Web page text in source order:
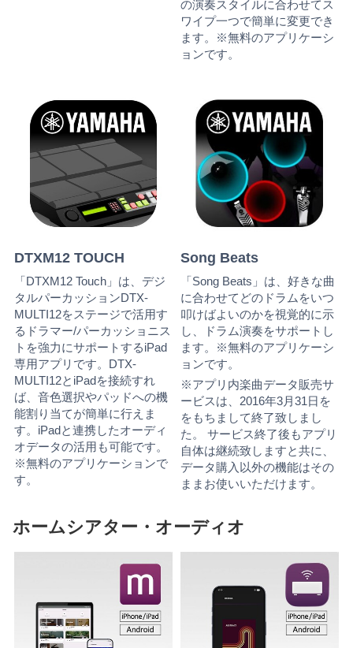
の演奏スタイルに合わせてス
ワイプ一つで簡単に変更でき
ます。※無料のアプリケーシ
ョンです。
DTXM12 TOUCH
「DTXM12 Touch」は、デジ
タルパーカッションDTX-
MULTI12をステージで活用す
るドラマー/パーカッショニス
トを強力にサポートするiPad
専用アプリです。DTX-
MULTI12とiPadを接続すれ
ば、音色選択やパッドへの機
能割り当てが簡単に行えま
す。iPadと連携したオーディ
オデータの活用も可能です。
※無料のアプリケーションで
す。
Song Beats
「Song Beats」は、好きな曲
に合わせてどのドラムをいつ
叩けばよいのかを視覚的に示
し、ドラム演奏をサポートし
ます。※無料のアプリケーシ
ョンです。
※アプリ内楽曲データ販売サ
ービスは、2016年3月31日を
をもちまして終了致しまし
た。 サービス終了後もアプリ
自体は継続致しますと共に、
データ購入以外の機能はその
ままお使いいただけます。
ホームシアター・オーディオ